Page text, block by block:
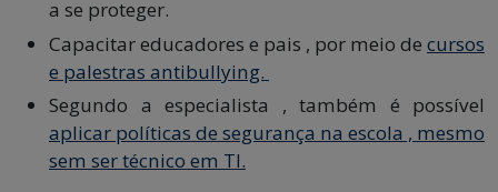
a se proteger.
Capacitar educadores e pais , por meio de cursos
e palestras antibullying.
Segundo a especialista , também é possível
aplicar políticas de segurança na escola , mesmo
sem ser técnico em TI.